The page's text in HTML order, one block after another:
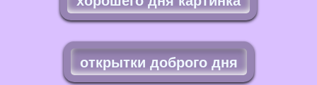
открытки доброго дня